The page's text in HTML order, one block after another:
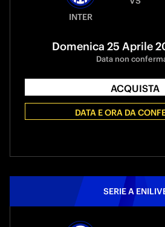
INTER
Domenica 25 Aprile
Data non
ACQUISTA
DATA E ORA DA
SERIE A